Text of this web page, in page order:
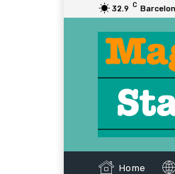
32.9 C
Home